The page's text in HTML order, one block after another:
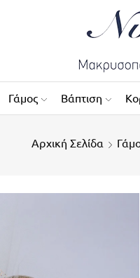
Γάμος Βάπτιση
Αρχική Σελίδα